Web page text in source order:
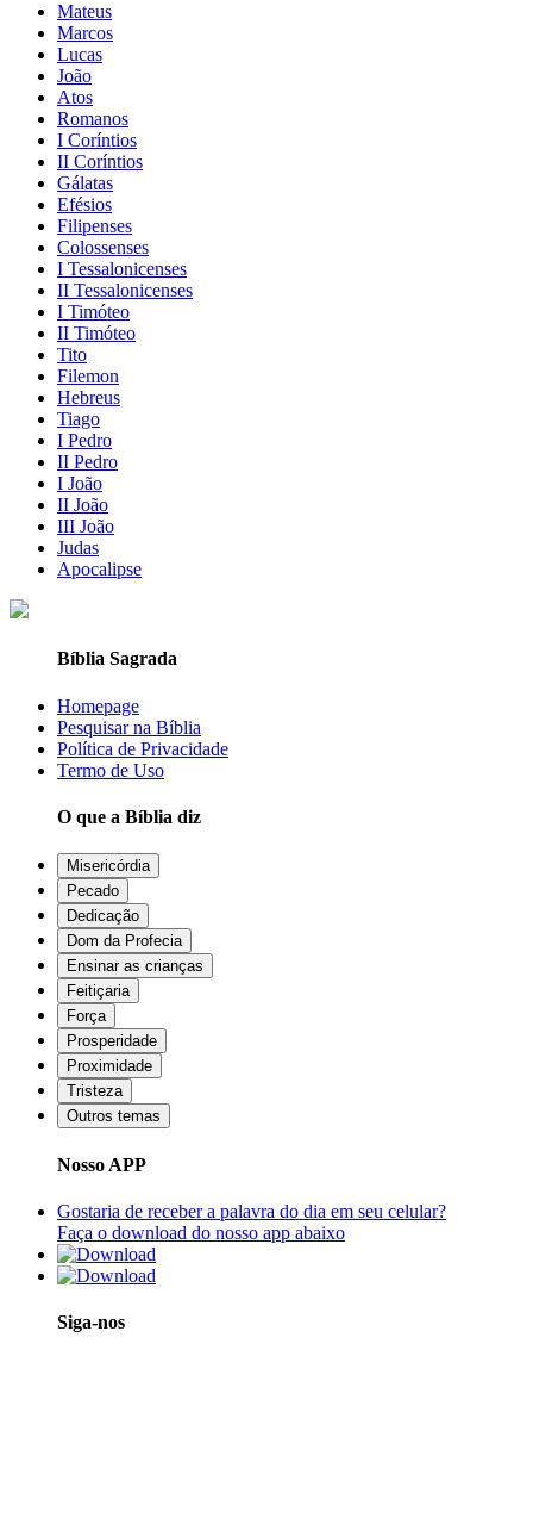
Mateus
Marcos
Lucas
João
Atos
Romanos
I Coríntios
II Coríntios
Gálatas
Efésios
Filipenses
Colossenses
I Tessalonicenses
II Tessalonicenses
I Timóteo
II Timóteo
Tito
Filemon
Hebreus
Tiago
I Pedro
II Pedro
I João
II João
III João
Judas
Apocalipse
Bíblia Sagrada
Homepage
Pesquisar na Bíblia
Política de Privacidade
Termo de Uso
O que a Bíblia diz
Misericórdia
Pecado
Dedicação
Dom da Profecia
Ensinar as crianças
Feitiçaria
Força
Prosperidade
Proximidade
Tristeza
Outros temas
Nosso APP
Gostaria de receber a palavra do dia em seu celular?
Faça o download do nosso app abaixo
Siga-nos